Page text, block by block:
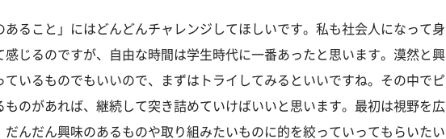
あること」にはどんどんチャレンジしてほしいです。私も社会人になって身
感じるのですが、自由な時間は学生時代に一番あったと思います。漠然と興
ているものでもいいので、まずはトライしてみるといいですね。その中でピ
ものがあれば、継続して突き詰めていけばいいと思います。最初は視野を広
だんだん興味のあるものや取り組みたいものに的を絞っていってもらいたい